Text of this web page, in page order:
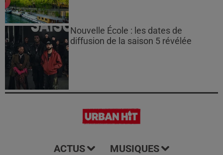
Nouvelle École : les dates de
diffusion de la saison 5 révélée
ACTUS MUSIQUES